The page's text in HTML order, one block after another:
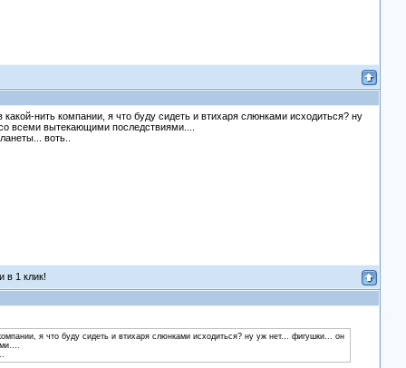
нить компании, я что буду сидеть и втихаря слюнками исходиться? ну
всеми вытекающими последствиями....
воть..
в 1 клик!
я что буду сидеть и втихаря слюнками исходиться? ну уж нет... фигушки... он